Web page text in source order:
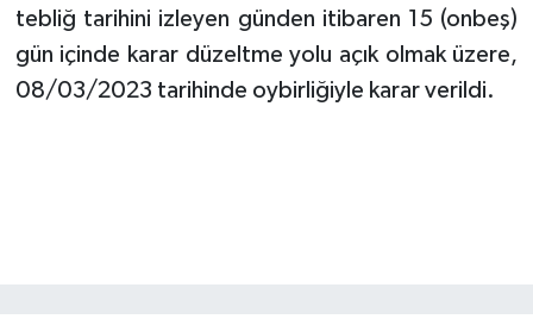
tebliğ tarihini izleyen günden itibaren 15 (onbeş)
gün içinde karar düzeltme yolu açık olmak üzere,
08/03/2023 tarihinde oybirliğiyle karar verildi.